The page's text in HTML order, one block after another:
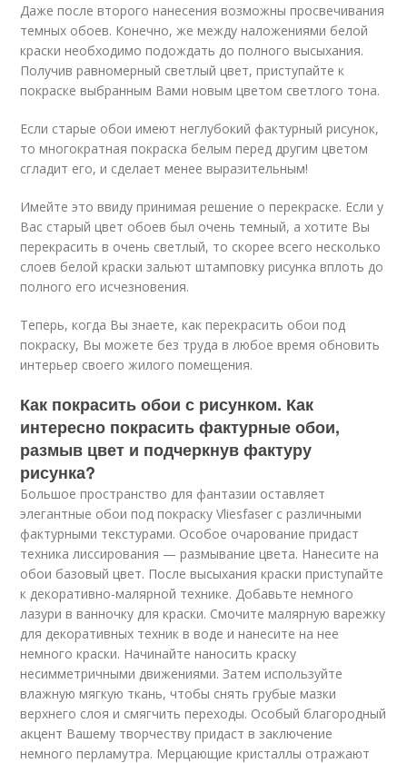
Даже после второго нанесения возможны просвечивания
темных обоев. Конечно, же между наложениями белой
краски необходимо подождать до полного высыхания.
Получив равномерный светлый цвет, приступайте к
покраске выбранным Вами новым цветом светлого тона.
Если старые обои имеют неглубокий фактурный рисунок,
то многократная покраска белым перед другим цветом
сгладит его, и сделает менее выразительным!
Имейте это ввиду принимая решение о перекраске. Если у
Вас старый цвет обоев был очень темный, а хотите Вы
перекрасить в очень светлый, то скорее всего несколько
слоев белой краски зальют штамповку рисунка вплоть до
полного его исчезновения.
Теперь, когда Вы знаете, как перекрасить обои под
покраску, Вы можете без труда в любое время обновить
интерьер своего жилого помещения.
Как покрасить обои с рисунком. Как
интересно покрасить фактурные обои,
размыв цвет и подчеркнув фактуру
рисунка?
Большое пространство для фантазии оставляет
элегантные обои под покраску Vliesfaser с различными
фактурными текстурами. Особое очарование придаст
техника лиссирования — размывание цвета. Нанесите на
обои базовый цвет. После высыхания краски приступайте
к декоративно-малярной технике. Добавьте немного
лазури в ванночку для краски. Смочите малярную варежку
для декоративных техник в воде и нанесите на нее
немного краски. Начинайте наносить краску
несимметричными движениями. Затем используйте
влажную мягкую ткань, чтобы снять грубые мазки
верхнего слоя и смягчить переходы. Особый благородный
акцент Вашему творчеству придаст в заключение
немного перламутра. Мерцающие кристаллы отражают